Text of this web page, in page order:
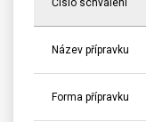
Název přípravku
Forma přípravku